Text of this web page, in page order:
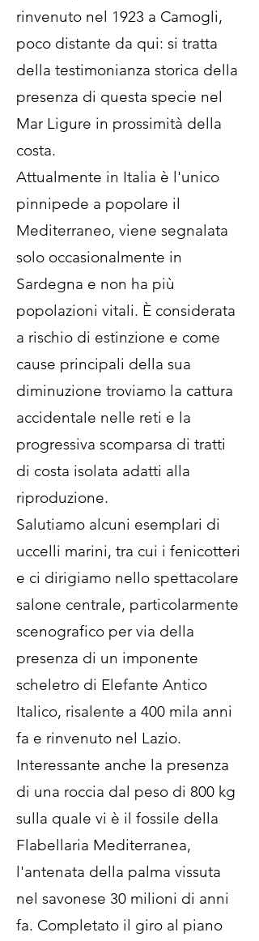
rinvenuto nel 1923 a Camogli,
poco distante da qui: si tratta
della testimonianza storica della
presenza di questa specie nel
Mar Ligure in prossimità della
costa.
Attualmente in Italia è l'unico
pinnipede a popolare il
Mediterraneo, viene segnalata
solo occasionalmente in
Sardegna e non ha più
popolazioni vitali. È considerata
a rischio di estinzione e come
cause principali della sua
diminuzione troviamo la cattura
accidentale nelle reti e la
progressiva scomparsa di tratti
di costa isolata adatti alla
riproduzione.
Salutiamo alcuni esemplari di
uccelli marini, tra cui i fenicotteri
e ci dirigiamo nello spettacolare
salone centrale, particolarmente
scenografico per via della
presenza di un imponente
scheletro di Elefante Antico
Italico, risalente a 400 mila anni
fa e rinvenuto nel Lazio.
Interessante anche la presenza
di una roccia dal peso di 800 kg
sulla quale vi è il fossile della
Flabellaria Mediterranea,
l'antenata della palma vissuta
nel savonese 30 milioni di anni
fa. Completato il giro al piano